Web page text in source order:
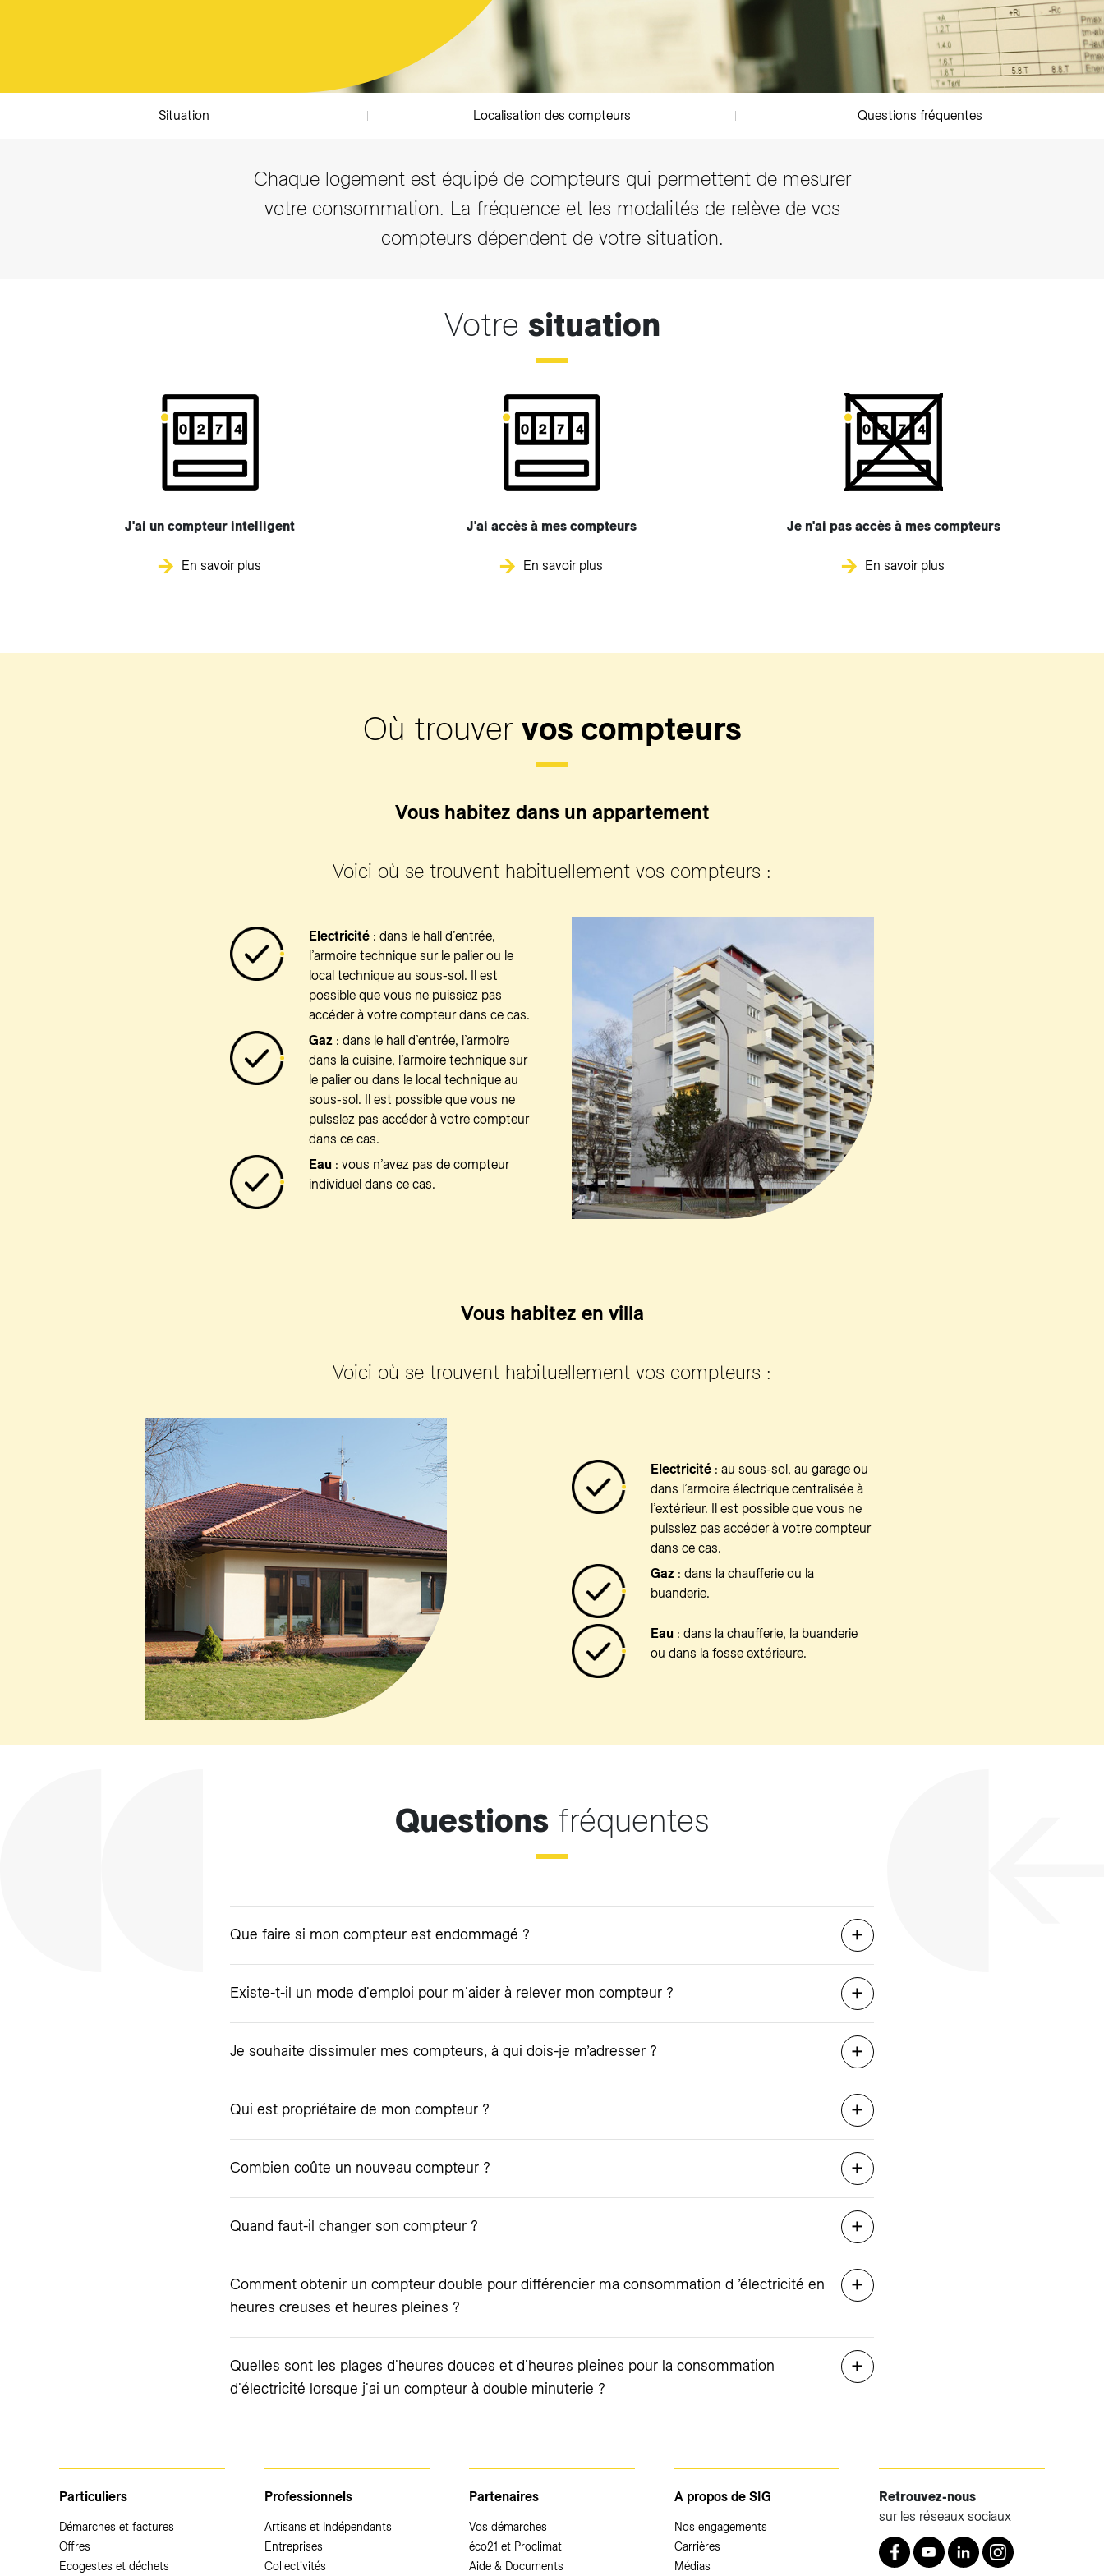
Biogaz et Fonds Gaz Vitale Vert
Tarifs et règlements
Situation Localisation des compteurs Questions fréquentes
Chaque logement est équipé de compteurs qui permettent de mesurer
votre consommation. La fréquence et les modalités de relève de vos
compteurs dépendent de votre situation.
Votre situation
J'ai un compteur intelligent
En savoir plus
J'ai accès à mes compteurs
En savoir plus
Je n'ai pas accès à mes compteurs
En savoir plus
Où trouver vos compteurs
Vous habitez dans un appartement
Voici où se trouvent habituellement vos compteurs :
Electricité : dans le hall d’entrée,
l’armoire technique sur le palier ou le
local technique au sous-sol. Il est
possible que vous ne puissiez pas
accéder à votre compteur dans ce cas.
Gaz : dans le hall d’entrée, l’armoire
dans la cuisine, l’armoire technique sur
le palier ou dans le local technique au
sous-sol. Il est possible que vous ne
puissiez pas accéder à votre compteur
dans ce cas.
Eau : vous n’avez pas de compteur
individuel dans ce cas.
Vous habitez en villa
Voici où se trouvent habituellement vos compteurs :
Electricité: au sous-sol, au garage ou
dans l’armoire électrique centralisée à
l’extérieur. Il est possible que vous ne
puissiez pas accéder à votre compteur
dans ce cas.
Gaz: dans la chaufferie ou la
buanderie.
Eau: dans la chaufferie, la buanderie
ou dans la fosse extérieure.
Questionsfréquentes
Que faire si mon compteur est endommagé ?
Existe-t-il un mode d'emploi pour m'aider à relever mon compteur ?
Je souhaite dissimuler mes compteurs, à qui dois-je m’adresser ?
Qui est propriétaire de mon compteur ?
Combien coûte un nouveau compteur ?
Quand faut-il changer son compteur ?
Comment obtenir un compteur double pour différencier ma consommation d ’électricité en
heures creuses et heures pleines ?
Quelles sont les plages d'heures douces et d'heures pleines pour la consommation
d'électricité lorsque j'ai un compteur à double minuterie ?
Particuliers
Démarches et factures
Offres
Ecogestes et déchets
Professionnels
Artisans et Indépendants
Entreprises
Collectivités
Partenaires
Vos démarches
éco21 et Proclimat
Aide & Documents
A propos de SIG
Nos engagements
Carrières
Médias
Retrouvez-nous
sur les réseaux sociaux
Retrouvez nous sur Facebook
YoutubeLinkedInInstagram